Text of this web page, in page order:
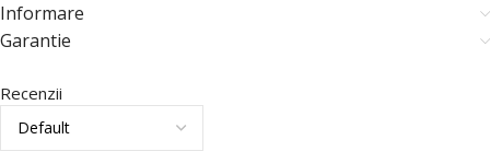
Informare
Garantie
Recenzii